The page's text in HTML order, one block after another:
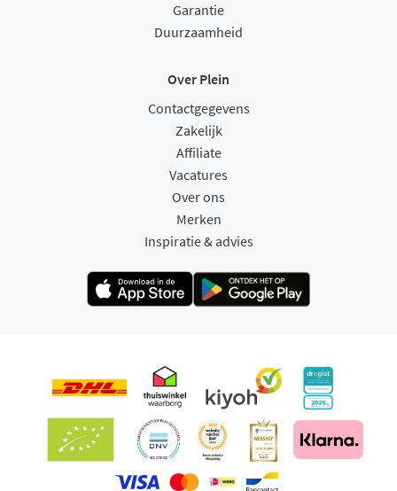
Garantie
Duurzaamheid
Over Plein
Contactgegevens
Zakelijk
Affiliate
Vacatures
Over ons
Merken
Inspiratie & advies